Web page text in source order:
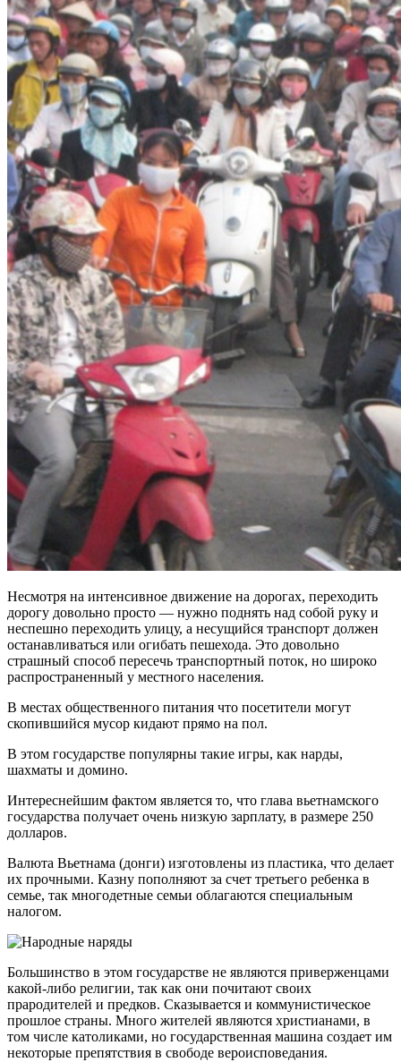
Несмотря на интенсивное движение на дорогах, переходить
дорогу довольно просто — нужно поднять над собой руку и
неспешно переходить улицу, а несущийся транспорт должен
останавливаться или огибать пешехода. Это довольно
страшный способ пересечь транспортный поток, но широко
распространенный у местного населения.
В местах общественного питания что посетители могут
скопившийся мусор кидают прямо на пол.
В этом государстве популярны такие игры, как нарды,
шахматы и домино.
Интереснейшим фактом является то, что глава вьетнамского
государства получает очень низкую зарплату, в размере 250
долларов.
Валюта Вьетнама (донги) изготовлены из пластика, что делает
их прочными. Казну пополняют за счет третьего ребенка в
семье, так многодетные семьи облагаются специальным
налогом.
Большинство в этом государстве не являются приверженцами
какой-либо религии, так как они почитают своих
прародителей и предков. Сказывается и коммунистическое
прошлое страны. Много жителей являются христианами, в
том числе католиками, но государственная машина создает им
некоторые препятствия в свободе вероисповедания.